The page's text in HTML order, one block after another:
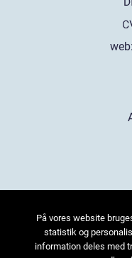
web:
På vores website
statistik og
information deles med